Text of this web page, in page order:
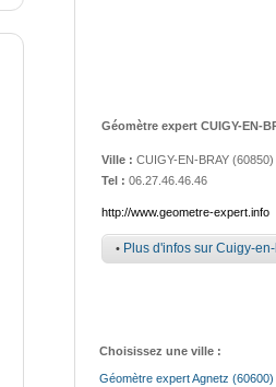
Géomètre expert CUIGY-EN-
Ville : CUIGY-EN-BRAY (60850)
Tel : 06.27.46.46.46
http://www.geometre-expert.info
• Plus d'infos sur Cuigy-
Choisissez une ville :
Géomètre expert Agnetz (60600)